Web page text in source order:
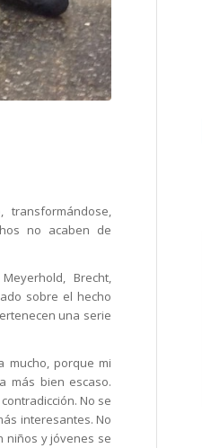
no acaben de
Brecht,
sobre el hecho
una serie
mucho, porque mi
más bien escaso.
No se
interesantes. No
niños y jóvenes se